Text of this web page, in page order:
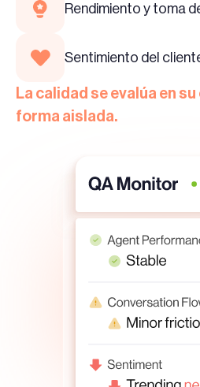
Rendimiento y toma
Sentimiento del
La calidad se evalúa en
forma aislada.